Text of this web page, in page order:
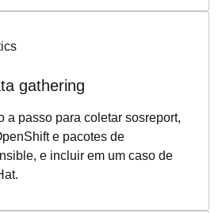
gathering
a passo para coletar sosreport,
e pacotes de
e incluir em um caso de